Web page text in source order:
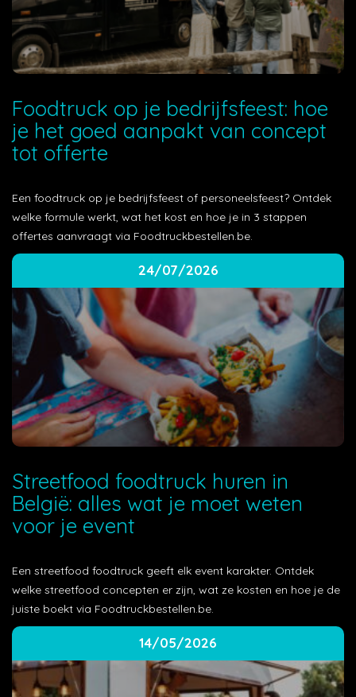
Foodtruck op je bedrijfsfeest: hoe
je het goed aanpakt van concept
tot offerte
Een foodtruck op je bedrijfsfeest of personeelsfeest? Ontdek
welke formule werkt, wat het kost en hoe je in 3 stappen
offertes aanvraagt via Foodtruckbestellen.be.
24/07/2026
Streetfood foodtruck huren in
België: alles wat je moet weten
voor je event
Een streetfood foodtruck geeft elk event karakter. Ontdek
welke streetfood concepten er zijn, wat ze kosten en hoe je de
juiste boekt via Foodtruckbestellen.be.
14/05/2026